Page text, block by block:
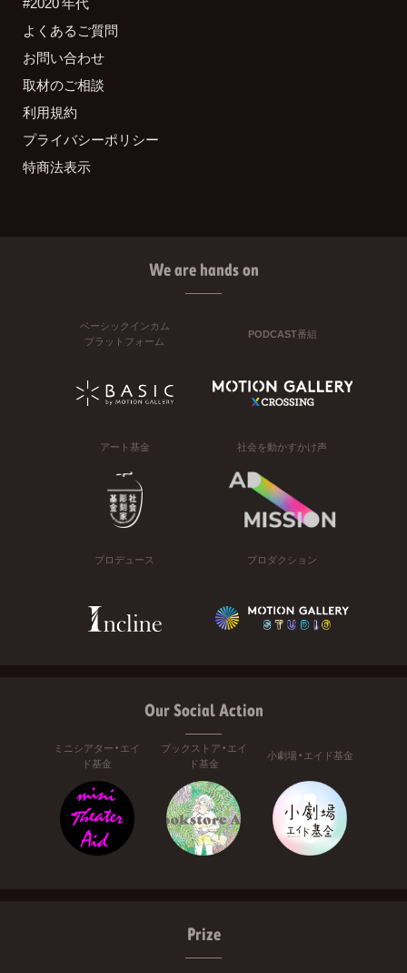
よくあるご質問
お問い合わせ
取材のご相談
利用規約
プライバシーポリシー
特商法表示
We are hands on
ベーシックインカム
プラットフォーム
PODCAST番組
アート基金 社会を動かすかけ声
プロデュース プロダクション
Our Social Action
ミニシアター・エイ
ド基金
ブックストア・エイ
ド基金
小劇場・エイド基金
Prize